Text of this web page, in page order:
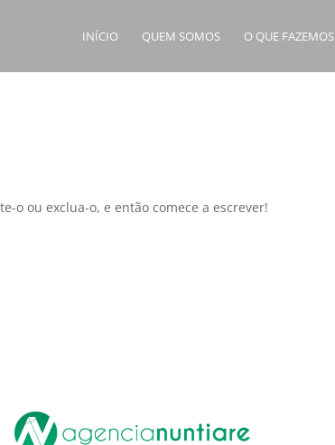
INÍCIO QUEM SOMOS O QUE FAZEMOS
o ou exclua-o, e então comece a escrever!